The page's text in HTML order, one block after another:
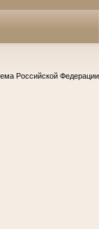
Российской